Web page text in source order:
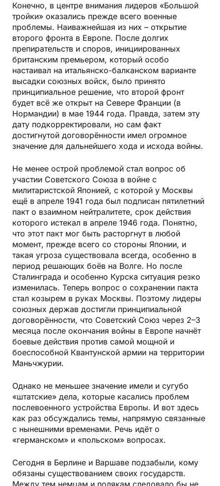
Конечно, в центре внимания лидеров «Большой
тройки» оказались прежде всего военные
проблемы. Наиважнейшая из них – открытие
второго фронта в Европе. После долгих
препирательств и споров, инициированных
британским премьером, который особо
настаивал на итальянско-балканском варианте
высадки союзных войск, было принято
принципиальное решение, что второй фронт
будет всё же открыт на Севере Франции (в
Нормандии) в мае 1944 года. Правда, затем эту
дату подкорректировали, но сам факт
достигнутой договорённости имел огромное
значение для дальнейшего хода и исхода войны.
Не менее острой проблемой стал вопрос об
участии Советского Союза в войне с
милитаристской Японией, с которой у Москвы
ещё в апреле 1941 года был подписан пятилетний
пакт о взаимном нейтралитете, срок действия
которого истекал в апреле 1946 года. Понятно,
что этот пакт мог быть расторгнут в любой
момент, прежде всего со стороны Японии, и
такая угроза существовала всегда, особенно в
период решающих боёв на Волге. Но после
Сталинграда и особенно Курска ситуация резко
изменилась. Теперь вопрос о сохранении пакта
стал козырем в руках Москвы. Поэтому лидеры
союзных держав достигли принципиальной
договорённости, что Советский Союз через 2–3
месяца после окончания войны в Европе начнёт
боевые действия против самой мощной и
боеспособной Квантунской армии на территории
Маньчжурии.
Однако не меньшее значение имели и сугубо
«штатские» дела, которые касались проблем
послевоенного устройства Европы. И вот здесь
как раз обсуждались темы, напрямую связанные
с нынешними временами. Речь идёт о
«германском» и «польском» вопросах.
Сегодня в Берлине и Варшаве подзабыли, кому
обязаны существованием своих государств.